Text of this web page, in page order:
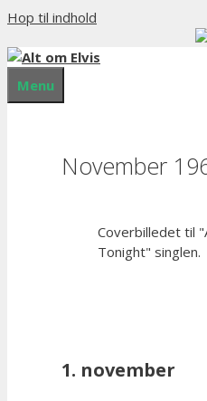
Hop til indhold
Menu
November
Coverbilledet til
Tonight" singlen.
1. november